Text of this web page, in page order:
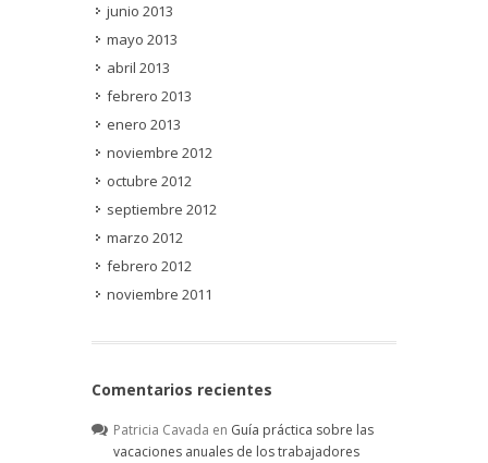
junio 2013
mayo 2013
abril 2013
febrero 2013
enero 2013
noviembre 2012
octubre 2012
septiembre 2012
marzo 2012
febrero 2012
noviembre 2011
Comentarios recientes
Patricia Cavada en Guía práctica sobre las
vacaciones anuales de los trabajadores